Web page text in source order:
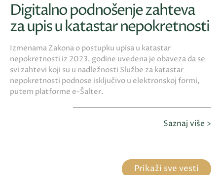
Digitalno podnošenje zahteva
za upis u katastar nepokretnosti
Izmenama Zakona o postupku upisa u katastar
nepokretnosti iz 2023. godine uvedena je obaveza da se
svi zahtevi koji su u nadležnosti Službe za katastar
nepokretnosti podnose isključivo u elektronskoj formi,
putem platforme e-Šalter.
Saznaj više >
Prikaži sve vesti